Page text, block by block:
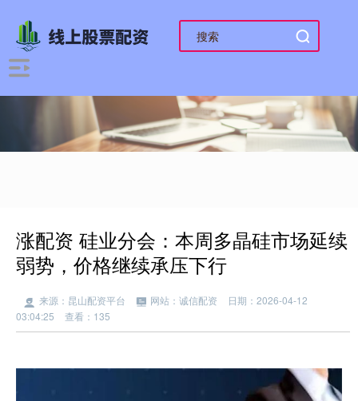
涨配资 硅业分会：本周多晶硅市场延续
弱势，价格继续承压下行
来源：昆山配资平台 网站：诚信配资
日期：2026-04-12
03:04:25
查看：135